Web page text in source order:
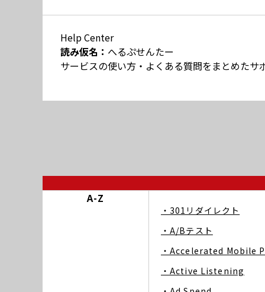
Help Center
読み仮名： へるぷせんたー
サービスの使い方・よくある質問をまとめたサ
A-Z
・301リダイレクト
・A/Bテスト
・Accelerated Mobile
・Active Listening